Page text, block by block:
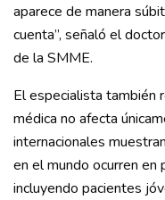
aparece de manera
cuenta”, señaló el
de la SMME.
El especialista también
médica no afecta
internacionales
en el mundo ocurren
incluyendo pacientes